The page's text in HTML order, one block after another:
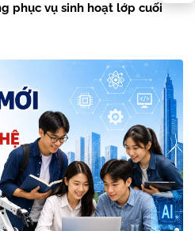
phục vụ sinh hoạt lớp cuối